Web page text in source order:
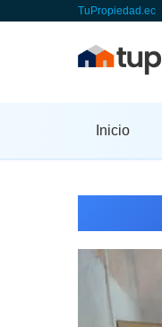
TuPropiedad.ec
Inicio